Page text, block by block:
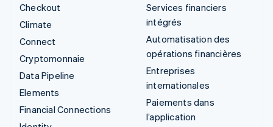
Checkout
Climate
Connect
Cryptomonnaie
Data Pipeline
Elements
Financial Connections
Services financiers
intégrés
Automatisation des
opérations financières
Entreprises
internationales
Paiements dans
l’application